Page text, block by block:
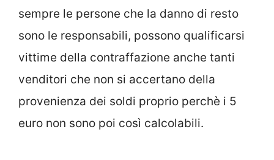
sempre le persone che la danno di resto
sono le responsabili, possono qualificarsi
vittime della contraffazione anche tanti
venditori che non si accertano della
provenienza dei soldi proprio perchè i 5
euro non sono poi così calcolabili.